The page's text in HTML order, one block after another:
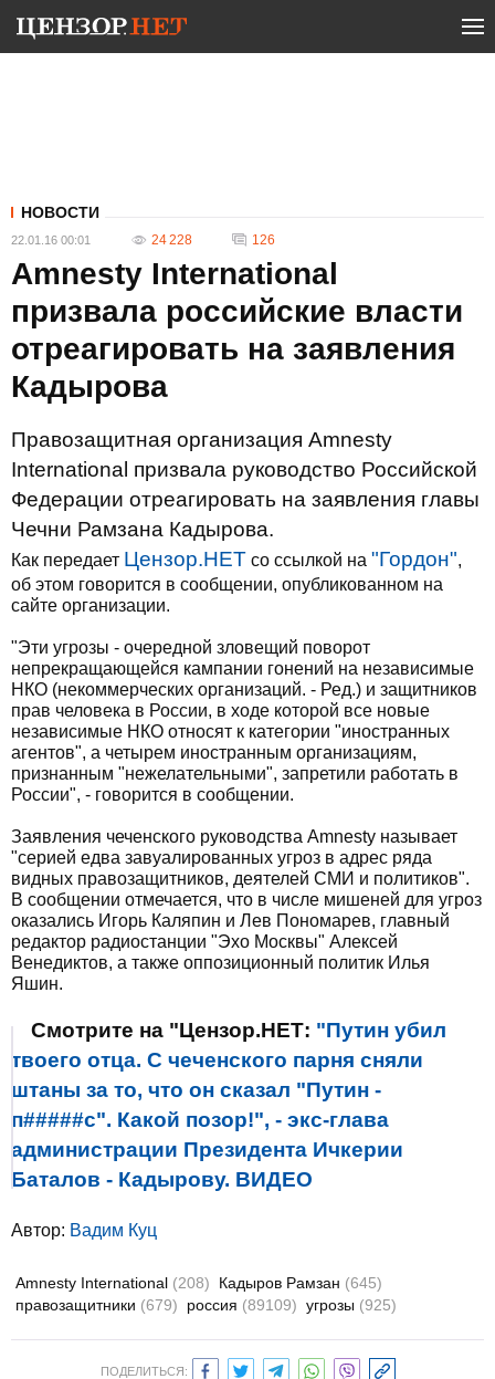
НОВОСТИ
22.01.16 00:01 24 228 126
Amnesty International
призвала российские власти
отреагировать на заявления
Кадырова
Правозащитная организация Amnesty
International призвала руководство Российской
Федерации отреагировать на заявления главы
Чечни Рамзана Кадырова.
Как передает Цензор.НЕТ со ссылкой на "Гордон",
об этом говорится в сообщении, опубликованном на
сайте организации.
"Эти угрозы - очередной зловещий поворот
непрекращающейся кампании гонений на независимые
НКО (некоммерческих организаций. - Ред.) и защитников
прав человека в России, в ходе которой все новые
независимые НКО относят к категории "иностранных
агентов", а четырем иностранным организациям,
признанным "нежелательными", запретили работать в
России", - говорится в сообщении.
Заявления чеченского руководства Amnesty называет
"серией едва завуалированных угроз в адрес ряда
видных правозащитников, деятелей СМИ и политиков".
В сообщении отмечается, что в числе мишеней для угроз
оказались Игорь Каляпин и Лев Пономарев, главный
редактор радиостанции "Эхо Москвы" Алексей
Венедиктов, а также оппозиционный политик Илья
Яшин.
Смотрите на "Цензор.НЕТ: "Путин убил
твоего отца. С чеченского парня сняли
штаны за то, что он сказал "Путин -
п#####с". Какой позор!", - экс-глава
администрации Президента Ичкерии
Баталов - Кадырову. ВИДЕО
Автор: Вадим Куц
Amnesty International (208) Кадыров Рамзан (645)
правозащитники (679) россия (89109) угрозы (925)
ПОДЕЛИТЬСЯ: